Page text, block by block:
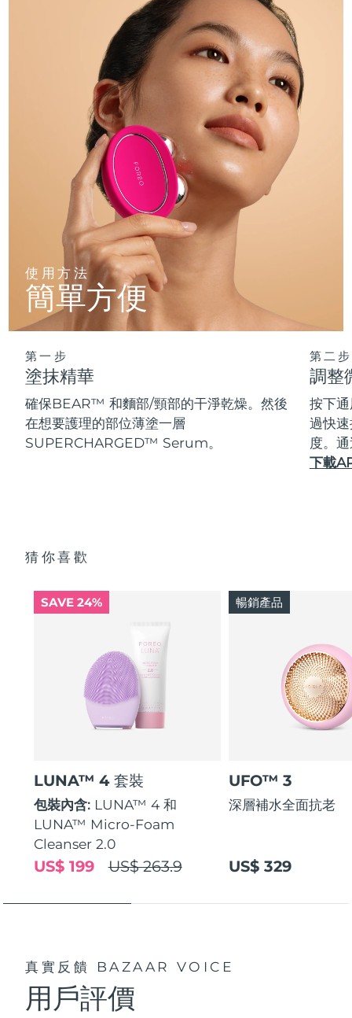
使用方法
簡單方便
第一步
塗抹精華
確保BEAR™ 和麵部/頸部的干淨乾燥。然後
在想要護理的部位薄塗一層
SUPERCHARGED™ Serum。
第二步
調整
按下
過快
度。
下載
猜你喜歡
SAVE 24%
LUNA™ 4 套裝
包裝內含: LUNA™ 4 和
LUNA™ Micro-Foam
Cleanser 2.0
US$ 263.9
US$ 199
UFO™ 3
深層補水全面抗老
US$ 329
暢銷產品
真實反饋 BAZAAR VOICE
用戶評價